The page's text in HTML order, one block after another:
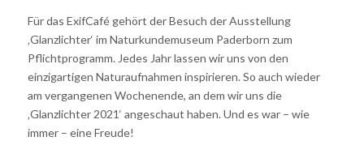
Für das ExifCafé gehört der Besuch der Ausstellung
‚Glanzlichter‘ im Naturkundemuseum Paderborn zum
Pflichtprogramm. Jedes Jahr lassen wir uns von den
einzigartigen Naturaufnahmen inspirieren. So auch wieder
am vergangenen Wochenende, an dem wir uns die
‚Glanzlichter 2021‘ angeschaut haben. Und es war – wie
immer – eine Freude!